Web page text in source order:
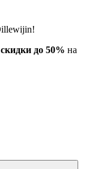
скидки до 50% на